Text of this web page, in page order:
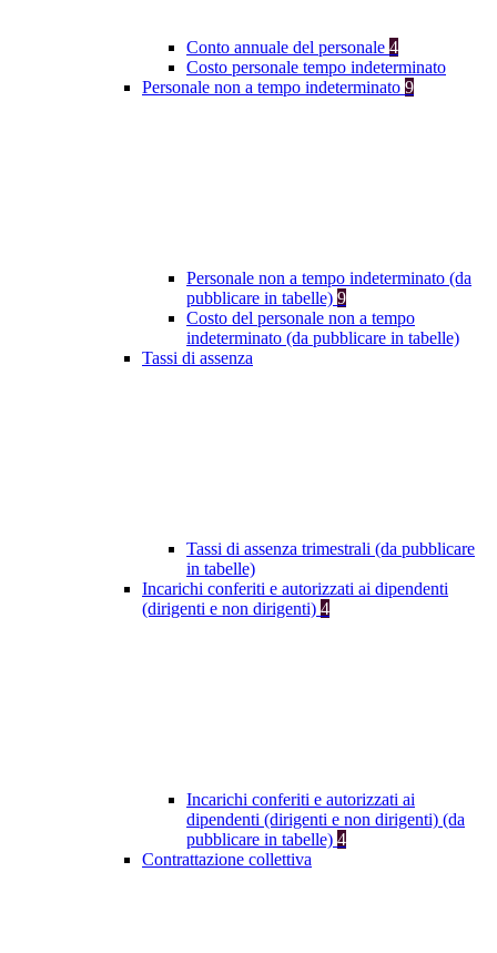
Conto annuale del personale 4
Costo personale tempo indeterminato
Personale non a tempo indeterminato 9
Personale non a tempo indeterminato (da
pubblicare in tabelle) 9
Costo del personale non a tempo
indeterminato (da pubblicare in tabelle)
Tassi di assenza
Tassi di assenza trimestrali (da pubblicare
in tabelle)
Incarichi conferiti e autorizzati ai dipendenti
(dirigenti e non dirigenti) 4
Incarichi conferiti e autorizzati ai
dipendenti (dirigenti e non dirigenti) (da
pubblicare in tabelle) 4
Contrattazione collettiva